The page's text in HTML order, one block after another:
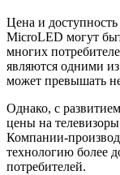
Цена и
MicroLED могут
многих
являются одними
может превышать
Однако, с
цены на
Компании-
технологию более
потребителей.